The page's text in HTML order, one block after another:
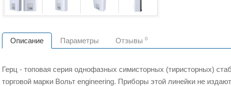
Описание Параметры Отзывы 0
Герц - топовая серия однофазных симисторных (тиристорных)
торговой марки Вольт engineering. Приборы этой линейки не